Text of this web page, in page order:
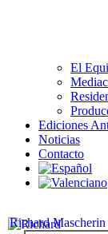
El
Ediciones
Noticias
Contacto
Richard Mascherin